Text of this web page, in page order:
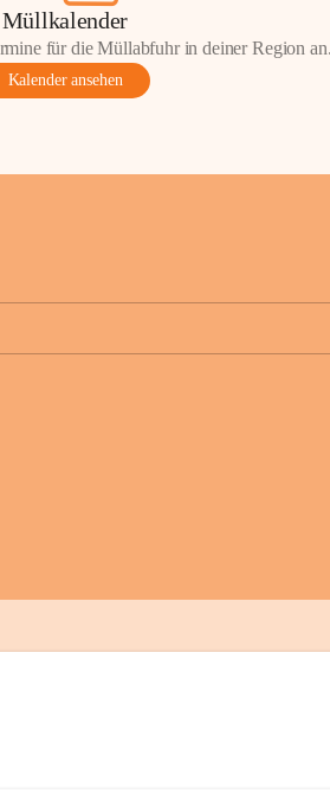
Müllkalender
für die Müllabfuhr in deiner Region
Kalender ansehen